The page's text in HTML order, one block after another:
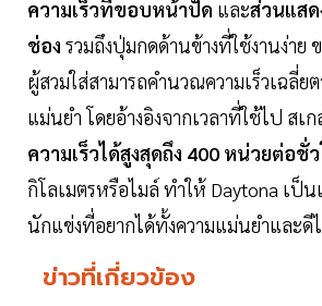
ความเร็วที่ขอบหน้าปัด และส่วนแสด
ช่อง รวมถึงปุ่มกดด้านข้างที่ใช้งานง่า
ผู้สวมใส่สามารถคำนวณความเร็วเฉลี่ย
แม่นยำ โดยอ้างอิงจากเวลาที่ใช้ไป สเ
ความเร็วได้สูงสุดถึง 400 หน่วยต่อชั่ว
กิโลเมตรหรือไมล์ ทำให้ Daytona เป็
นักแข่งที่อยากได้ทั้งความแม่นยำและดี
ข่าวที่เกี่ยวข้อง